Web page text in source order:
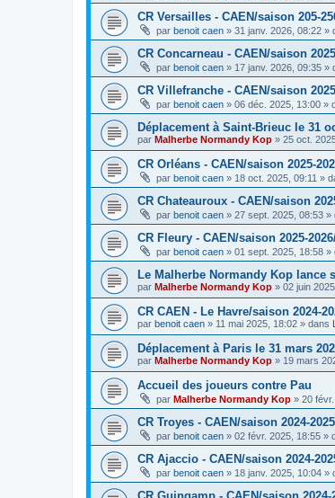
CR Versailles - CAEN/saison 205-
par benoit caen » 31 janv. 2026, 08:22 »
CR Concarneau - CAEN/saison
par benoit caen » 17 janv. 2026, 09:35 »
CR Villefranche - CAEN/saison
par benoit caen » 06 déc. 2025, 13:00 »
Déplacement à Saint-Brieuc le 31
par Malherbe Normandy Kop » 25 oct.
CR Orléans - CAEN/saison 2025-
par benoit caen » 18 oct. 2025, 09:11 »
CR Chateauroux - CAEN/saison
par benoit caen » 27 sept. 2025, 08:53 »
CR Fleury - CAEN/saison 2025-
par benoit caen » 01 sept. 2025, 18:58 »
Le Malherbe Normandy Kop lance
par Malherbe Normandy Kop » 02 juin
CR CAEN - Le Havre/saison 2024-
par benoit caen » 11 mai 2025, 18:02 » dans
Déplacement à Paris le 31 mars
par Malherbe Normandy Kop » 19 mars
Accueil des joueurs contre Pau
par Malherbe Normandy Kop » 20
CR Troyes - CAEN/saison 2024-
par benoit caen » 02 févr. 2025, 18:55 »
CR Ajaccio - CAEN/saison 2024-
par benoit caen » 18 janv. 2025, 10:04 »